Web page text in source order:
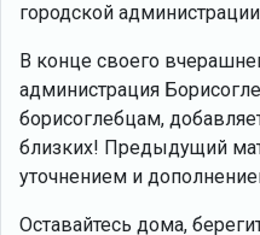
городской
В конце своего
администрация
борисоглебцам,
близких! Предыдущий
уточнением и
Оставайтесь дома,